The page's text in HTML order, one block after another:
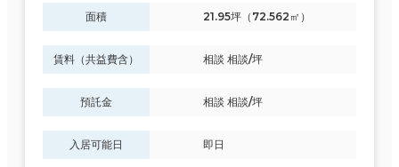
面積 21.95坪（72.562㎡）
賃料（共益費含） 相談 相談/坪
預託金 相談 相談/坪
入居可能日 即日